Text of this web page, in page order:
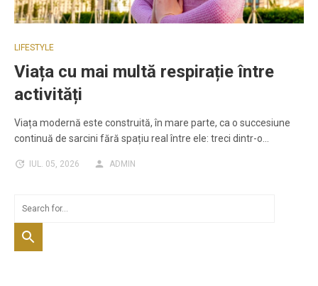
LIFESTYLE
Viața cu mai multă respirație între
activități
Viața modernă este construită, în mare parte, ca o succesiune
continuă de sarcini fără spațiu real între ele: treci dintr-o…
IUL. 05, 2026 ADMIN